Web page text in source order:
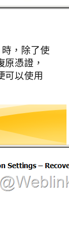
，除了使
憑證，
可以使用